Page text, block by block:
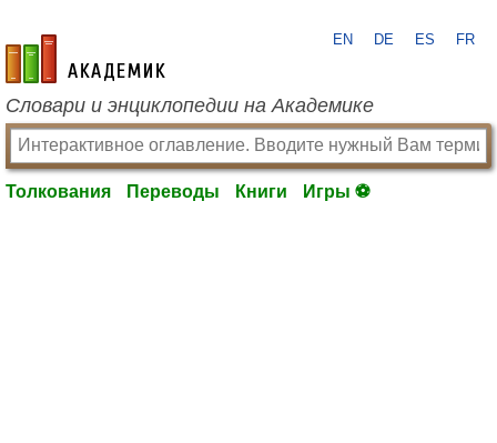
academic.ru
EN DE ES FR
Словари и энциклопедии на Академике
Толкования Переводы Книги Игры ⚽